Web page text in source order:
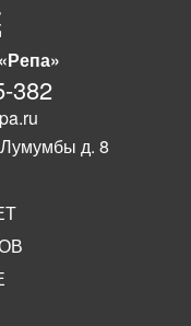
382
д. 8